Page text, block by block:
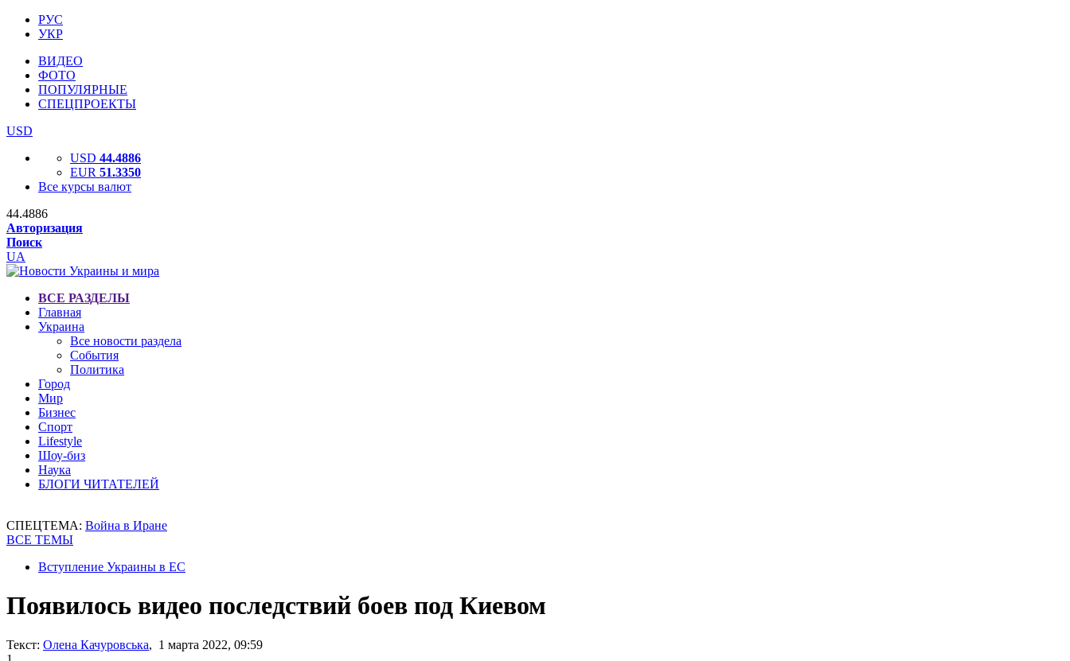
РУС
УКР
ВИДЕО
ФОТО
ПОПУЛЯРНЫЕ
СПЕЦПРОЕКТЫ
USD
USD 44.4886
EUR 51.3350
Все курсы валют
44.4886
Авторизация
Поиск
UA
ВСЕ РАЗДЕЛЫ
Главная
Украина
Все новости раздела
События
Политика
Город
Мир
Бизнес
Спорт
Lifestyle
Шоу-биз
Наука
БЛОГИ ЧИТАТЕЛЕЙ
СПЕЦТЕМА: Война в Иране
ВСЕ ТЕМЫ
Вступление Украины в ЕС
Появилось видео последствий боев под Киевом
Текст: Олена Качуровська, 1 марта 2022, 09:59